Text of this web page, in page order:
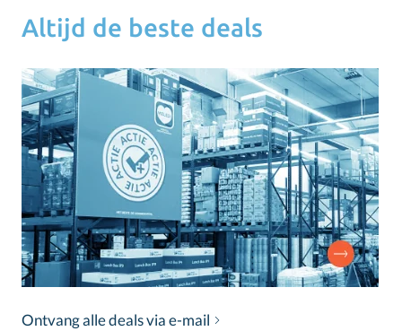
Altijd de beste deals
Ontvang alle deals via e-mail